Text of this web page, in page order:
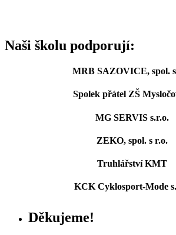
Naši školu podporují:
MRB SAZOVICE, spol.
Spolek přátel ZŠ
MG SERVIS s.r.o.
ZEKO, spol. s r.o.
Truhlářství KMT
KCK Cyklosport-Mode
Děkujeme!